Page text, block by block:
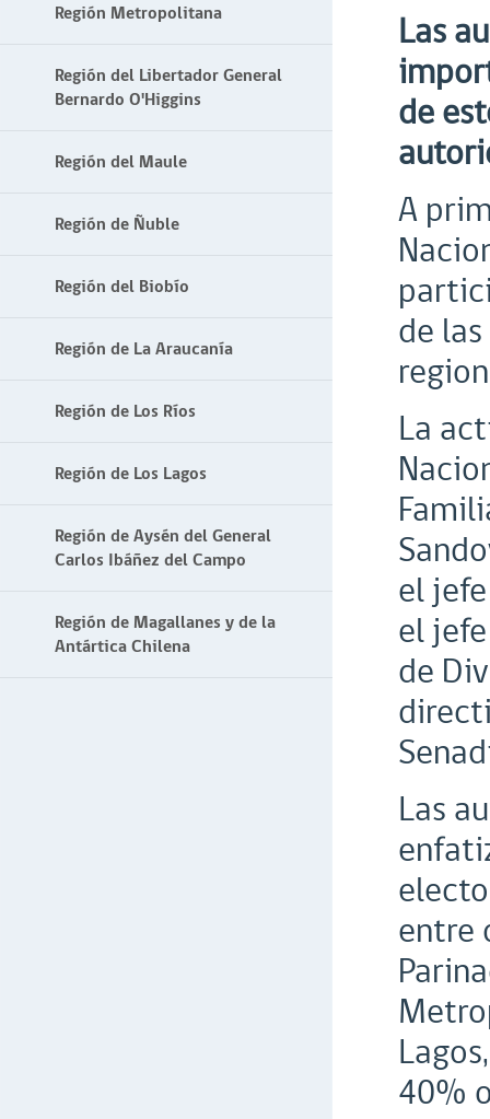
Región Metropolitana
Región del Libertador General
Bernardo O'Higgins
Región del Maule
Región de Ñuble
Región del Biobío
Región de La Araucanía
Región de Los Ríos
Región de Los Lagos
Región de Aysén del General
Carlos Ibáñez del Campo
Región de Magallanes y de la
Antártica Chilena
Las
de
A
de
La
el
el
de
Las
entre
40%